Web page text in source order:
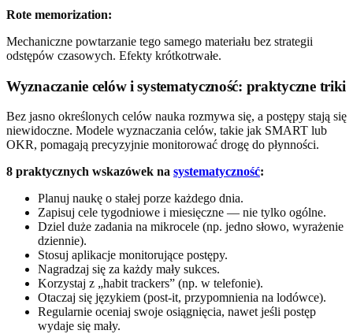
Rote memorization:
Mechaniczne powtarzanie tego samego materiału bez strategii
odstępów czasowych. Efekty krótkotrwałe.
Wyznaczanie celów i systematyczność: praktyczne triki
Bez jasno określonych celów nauka rozmywa się, a postępy stają się
niewidoczne. Modele wyznaczania celów, takie jak SMART lub
OKR, pomagają precyzyjnie monitorować drogę do płynności.
8 praktycznych wskazówek na systematyczność:
Planuj naukę o stałej porze każdego dnia.
Zapisuj cele tygodniowe i miesięczne — nie tylko ogólne.
Dziel duże zadania na mikrocele (np. jedno słowo, wyrażenie
dziennie).
Stosuj aplikacje monitorujące postępy.
Nagradzaj się za każdy mały sukces.
Korzystaj z „habit trackers” (np. w telefonie).
Otaczaj się językiem (post-it, przypomnienia na lodówce).
Regularnie oceniaj swoje osiągnięcia, nawet jeśli postęp
wydaje się mały.